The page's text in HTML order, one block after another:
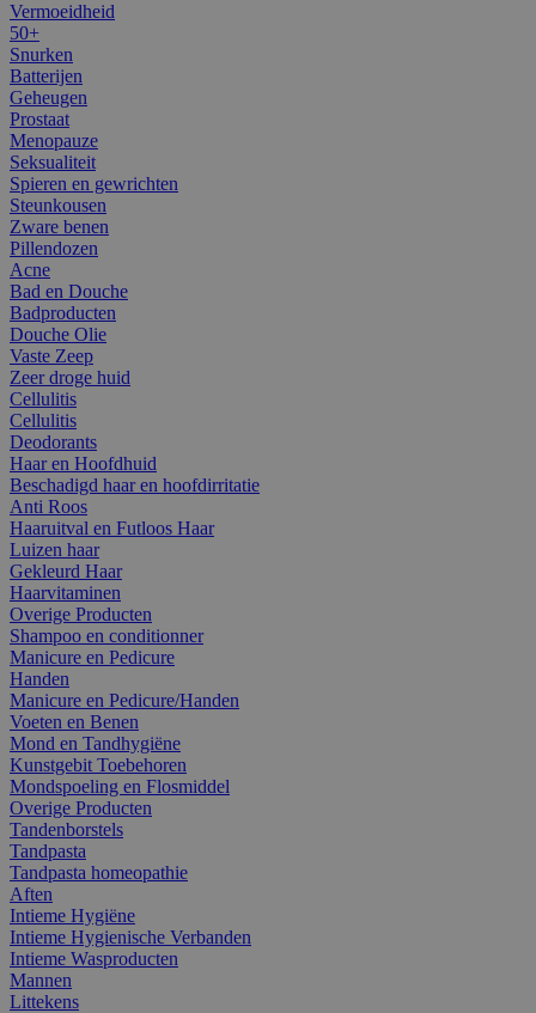
Vermoeidheid
50+
Snurken
Batterijen
Geheugen
Prostaat
Menopauze
Seksualiteit
Spieren en gewrichten
Steunkousen
Zware benen
Pillendozen
Acne
Bad en Douche
Badproducten
Douche Olie
Vaste Zeep
Zeer droge huid
Cellulitis
Cellulitis
Deodorants
Haar en Hoofdhuid
Beschadigd haar en hoofdirritatie
Anti Roos
Haaruitval en Futloos Haar
Luizen haar
Gekleurd Haar
Haarvitaminen
Overige Producten
Shampoo en conditionner
Manicure en Pedicure
Handen
Manicure en Pedicure/Handen
Voeten en Benen
Mond en Tandhygiëne
Kunstgebit Toebehoren
Mondspoeling en Flosmiddel
Overige Producten
Tandenborstels
Tandpasta
Tandpasta homeopathie
Aften
Intieme Hygiëne
Intieme Hygienische Verbanden
Intieme Wasproducten
Mannen
Littekens